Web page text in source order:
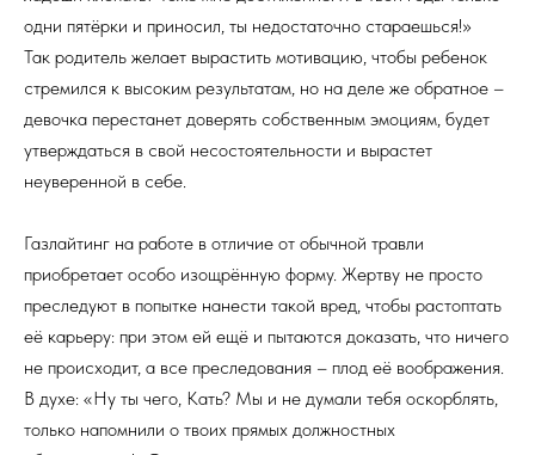
одни пятёрки и приносил, ты недостаточно стараешься!»
Так родитель желает вырастить мотивацию, чтобы ребенок
стремился к высоким результатам, но на деле же обратное –
девочка перестанет доверять собственным эмоциям, будет
утверждаться в свой несостоятельности и вырастет
неуверенной в себе.
Газлайтинг на работе в отличие от обычной травли
приобретает особо изощрённую форму. Жертву не просто
преследуют в попытке нанести такой вред, чтобы растоптать
её карьеру: при этом ей ещё и пытаются доказать, что ничего
не происходит, а все преследования – плод её воображения.
В духе: «Ну ты чего, Кать? Мы и не думали тебя оскорблять,
только напомнили о твоих прямых должностных